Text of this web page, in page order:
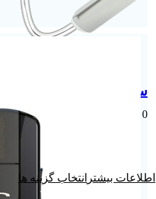
سمعک Move262 | گوش چپ
0
انتخاب گزینه ها